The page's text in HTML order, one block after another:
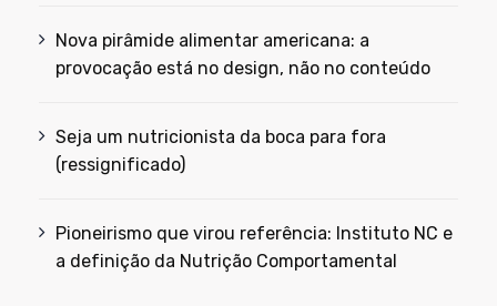
Nova pirâmide alimentar americana: a
provocação está no design, não no conteúdo
Seja um nutricionista da boca para fora
(ressignificado)
Pioneirismo que virou referência: Instituto NC e
a definição da Nutrição Comportamental